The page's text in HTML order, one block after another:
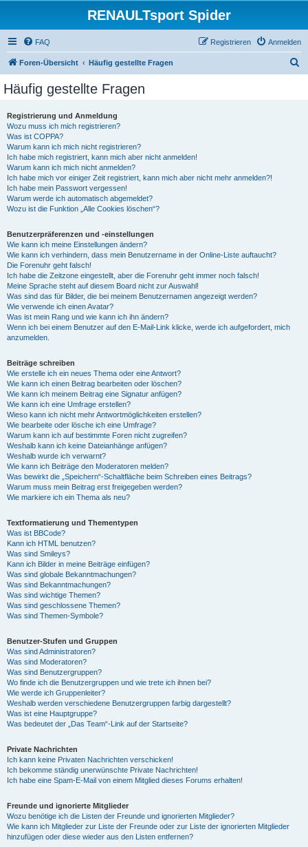
RENAULTsport Spider
FAQ Anmelden
Registrieren
Foren-Übersicht Häufig gestellte Fragen
Häufig gestellte Fragen
Registrierung und Anmeldung
Wozu muss ich mich registrieren?
Was ist COPPA?
Warum kann ich mich nicht registrieren?
Ich habe mich registriert, kann mich aber nicht anmelden!
Warum kann ich mich nicht anmelden?
Ich habe mich vor einiger Zeit registriert, kann mich aber nicht mehr anmelden?!
Ich habe mein Passwort vergessen!
Warum werde ich automatisch abgemeldet?
Wozu ist die Funktion „Alle Cookies löschen“?
Benutzerpräferenzen und -einstellungen
Wie kann ich meine Einstellungen ändern?
Wie kann ich verhindern, dass mein Benutzername in der Online-Liste auftaucht?
Die Forenuhr geht falsch!
Ich habe die Zeitzone eingestellt, aber die Forenuhr geht immer noch falsch!
Meine Sprache steht auf diesem Board nicht zur Auswahl!
Was sind das für Bilder, die bei meinem Benutzernamen angezeigt werden?
Wie verwende ich einen Avatar?
Was ist mein Rang und wie kann ich ihn ändern?
Wenn ich bei einem Benutzer auf den E-Mail-Link klicke, werde ich aufgefordert, mich
anzumelden.
Beiträge schreiben
Wie erstelle ich ein neues Thema oder eine Antwort?
Wie kann ich einen Beitrag bearbeiten oder löschen?
Wie kann ich meinem Beitrag eine Signatur anfügen?
Wie kann ich eine Umfrage erstellen?
Wieso kann ich nicht mehr Antwortmöglichkeiten erstellen?
Wie bearbeite oder lösche ich eine Umfrage?
Warum kann ich auf bestimmte Foren nicht zugreifen?
Weshalb kann ich keine Dateianhänge anfügen?
Weshalb wurde ich verwarnt?
Wie kann ich Beiträge den Moderatoren melden?
Was bewirkt die „Speichern“-Schaltfläche beim Schreiben eines Beitrags?
Warum muss mein Beitrag erst freigegeben werden?
Wie markiere ich ein Thema als neu?
Textformatierung und Thementypen
Was ist BBCode?
Kann ich HTML benutzen?
Was sind Smileys?
Kann ich Bilder in meine Beiträge einfügen?
Was sind globale Bekanntmachungen?
Was sind Bekanntmachungen?
Was sind wichtige Themen?
Was sind geschlossene Themen?
Was sind Themen-Symbole?
Benutzer-Stufen und Gruppen
Was sind Administratoren?
Was sind Moderatoren?
Was sind Benutzergruppen?
Wo finde ich die Benutzergruppen und wie trete ich ihnen bei?
Wie werde ich Gruppenleiter?
Weshalb werden verschiedene Benutzergruppen farbig dargestellt?
Was ist eine Hauptgruppe?
Was bedeutet der „Das Team“-Link auf der Startseite?
Private Nachrichten
Ich kann keine Privaten Nachrichten verschicken!
Ich bekomme ständig unerwünschte Private Nachrichten!
Ich habe eine Spam-E-Mail von einem Mitglied dieses Forums erhalten!
Freunde und ignorierte Mitglieder
Wozu benötige ich die Listen der Freunde und ignorierten Mitglieder?
Wie kann ich Mitglieder zur Liste der Freunde oder zur Liste der ignorierten Mitglieder
hinzufügen oder diese wieder aus den Listen entfernen?